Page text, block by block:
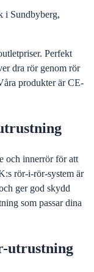
i Sundbyberg,
Perfekt
dra rör genom rör
produkter är CE-
och innerrör för att
rör-i-rör-system är
ger god skydd
som passar dina
utrustning